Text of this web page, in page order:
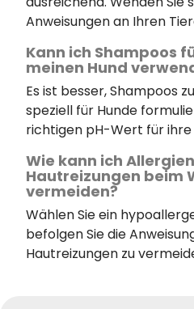
Anweisungen an Ihren
Kann ich Shampoos
meinen Hund
Es ist besser, Shampoos
speziell für Hunde
richtigen pH-Wert für ihre
Wie kann ich
Hautreizungen beim
vermeiden?
Wählen Sie ein
befolgen Sie die
Hautreizungen zu